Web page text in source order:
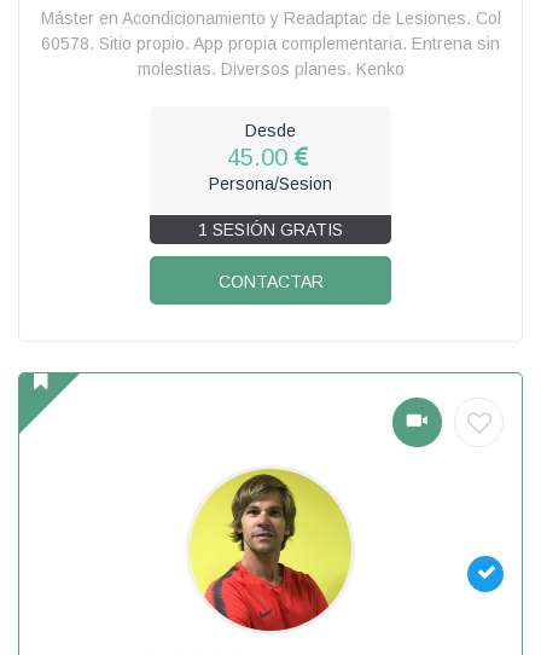
Máster en Acondicionamiento y Readaptac de Lesiones. Col
60578. Sitio propio. App propia complementaria. Entrena sin
molestias. Diversos planes. Kenko
Desde
45.00
Persona/Sesion
1 SESIÓN GRATIS
CONTACTAR